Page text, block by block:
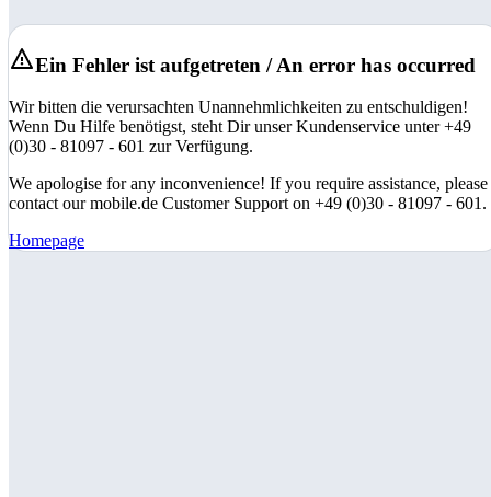
Ein Fehler ist aufgetreten / An error has occurred
Wir bitten die verursachten Unannehmlichkeiten zu entschuldigen!
Wenn Du Hilfe benötigst, steht Dir unser Kundenservice unter +49
(0)30 - 81097 - 601 zur Verfügung.
We apologise for any inconvenience! If you require assistance, please
contact our mobile.de Customer Support on +49 (0)30 - 81097 - 601.
Homepage